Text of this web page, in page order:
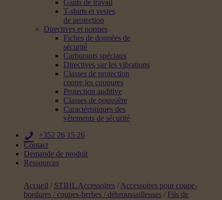
Gants de travail
T-shirts et vestes
de protection
Directives et normes
Fiches de données de
sécurité
Carburants spéciaux
Directives sur les vibrations
Classes de protection
contre les coupures
Protection auditive
Classes de poussière
Caractéristiques des
vêtements de sécurité
+352 26 15 26
Contact
Demande de produit
Ressources
Accueil / STIHL Accessoires / Accessoires pour coupe-
bordures / coupes-herbes / débroussailleuses / Fils de